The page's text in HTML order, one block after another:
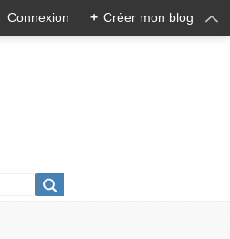
Connexion + Créer mon blog